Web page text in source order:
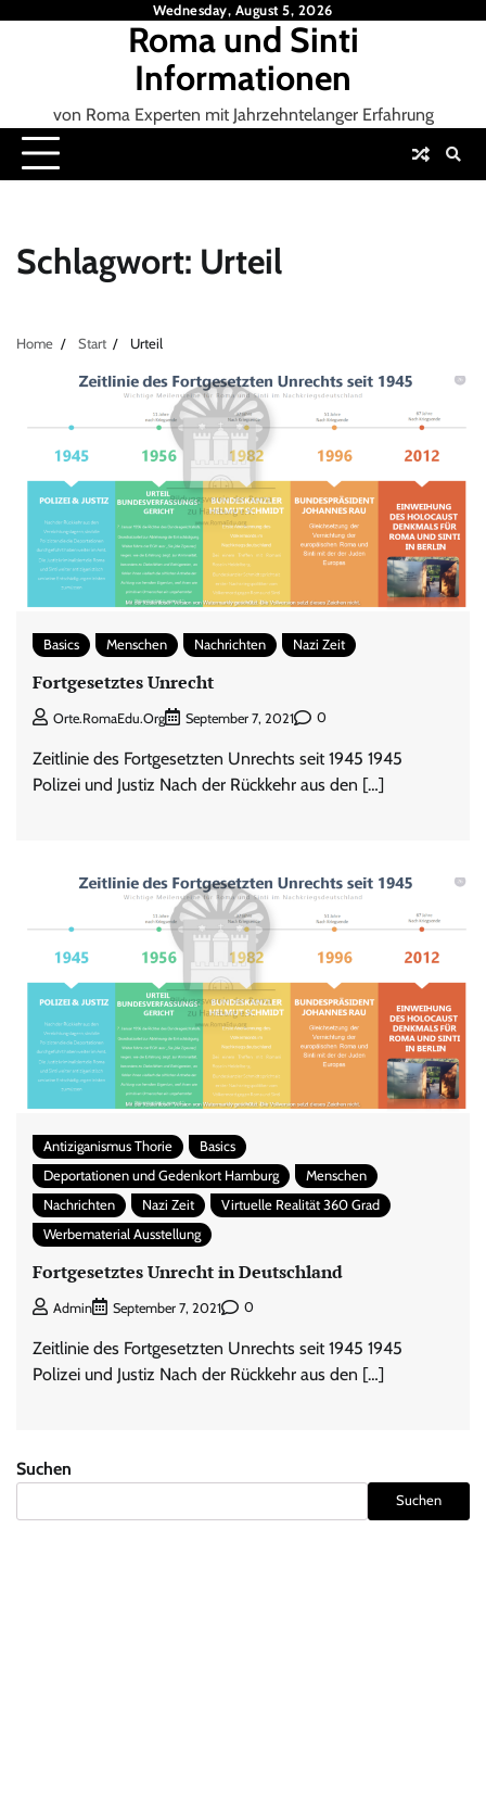
Wednesday, August 5, 2026
Roma und Sinti
Informationen
von Roma Experten mit Jahrzehntelanger Erfahrung
Schlagwort: Urteil
Home Start Urteil
Basics Menschen Nachrichten Nazi Zeit
Fortgesetztes Unrecht
Orte.RomaEdu.org September 7, 2021 0
Zeitlinie des Fortgesetzten Unrechts seit 1945 1945
Polizei und Justiz Nach der Rückkehr aus den […]
Antiziganismus Thorie
Basics
Deportationen und Gedenkort Hamburg
Menschen
Nachrichten
Nazi Zeit
Virtuelle Realität 360 Grad
Werbematerial Ausstellung
Fortgesetztes Unrecht in Deutschland
Admin September 7, 2021 0
Zeitlinie des Fortgesetzten Unrechts seit 1945 1945
Polizei und Justiz Nach der Rückkehr aus den […]
Suchen
Suchen